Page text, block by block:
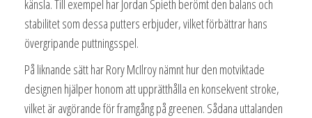
känsla. Till exempel har Jordan Spieth berömt den balans och
stabilitet som dessa putters erbjuder, vilket förbättrar hans
övergripande puttningsspel.
På liknande sätt har Rory McIlroy nämnt hur den motviktade
designen hjälper honom att upprätthålla en konsekvent stroke,
vilket är avgörande för framgång på greenen. Sådana uttalanden